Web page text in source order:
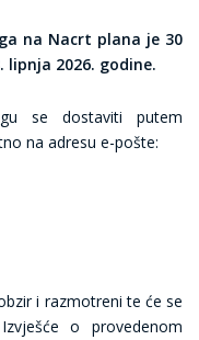
na Nacrt plana je 30
lipnja 2026. godine.
se dostaviti putem
na adresu e-pošte:
i razmotreni te će se
o provedenom